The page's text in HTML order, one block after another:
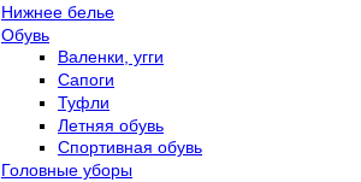
Нижнее белье
Обувь
Валенки, угги
Сапоги
Туфли
Летняя обувь
Спортивная обувь
Головные уборы